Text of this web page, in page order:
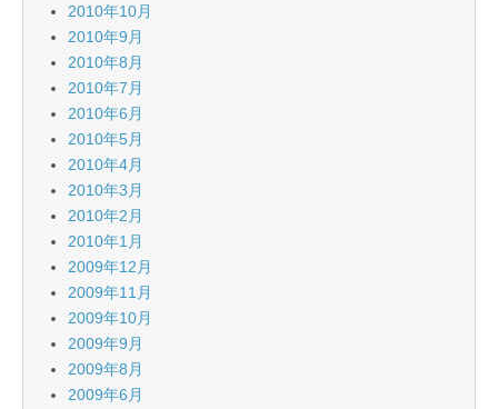
2010年10月
2010年9月
2010年8月
2010年7月
2010年6月
2010年5月
2010年4月
2010年3月
2010年2月
2010年1月
2009年12月
2009年11月
2009年10月
2009年9月
2009年8月
2009年6月